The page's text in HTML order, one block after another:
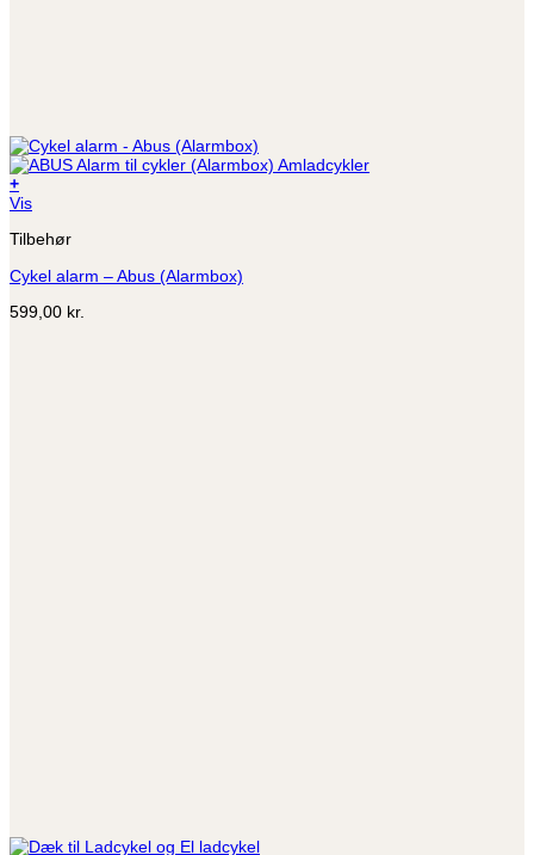
+
Vis
Tilbehør
Cykel alarm – Abus (Alarmbox)
599,00 kr.